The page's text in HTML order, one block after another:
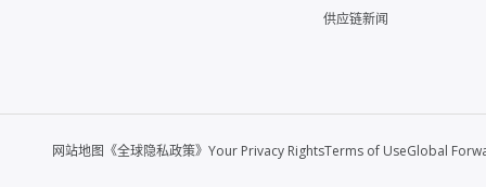
供应链新闻
网站地图 《全球隐私政策》 Your Privacy RightsTerms of UseGlobal